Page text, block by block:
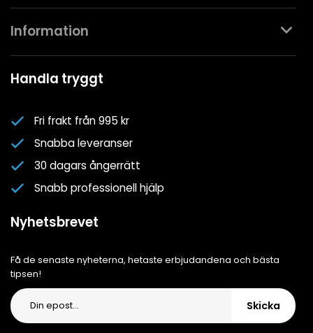
Kontakta oss
Mina favoriter
Information
Spa- & Poolguider
Nyhetsbrev
Om oss
Cookiepolicy
Cookie-inställningar
Handla tryggt
Fri frakt från 995 kr
Snabba leveranser
30 dagars ångerrätt
Snabb professionell hjälp
Nyhetsbrevet
Få de senaste nyheterna, hetaste erbjudandena och bästa
tipsen!
Skicka